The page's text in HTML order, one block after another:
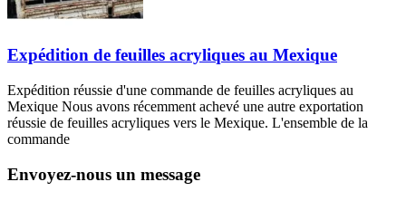
Expédition de feuilles acryliques au Mexique
Expédition réussie d'une commande de feuilles acryliques au
Mexique Nous avons récemment achevé une autre exportation
réussie de feuilles acryliques vers le Mexique. L'ensemble de la
commande
Envoyez-nous un message